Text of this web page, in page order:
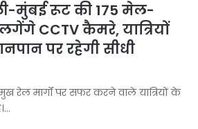
मुंबई रूट की 175 मेल-
CCTV कैमरे, यात्रियों
पर रहेगी सीधी
रेल मार्गों पर सफर करने वाले यात्रियों के